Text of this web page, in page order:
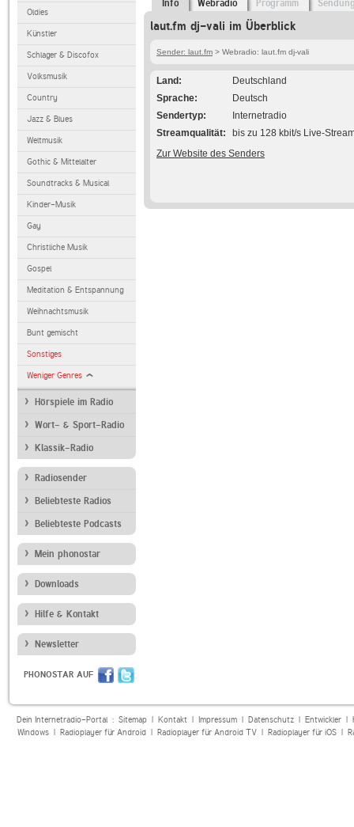
Oldies
Künstler
Schlager & Discofox
Volksmusik
Country
Jazz & Blues
Weltmusik
Gothic & Mittelalter
Soundtracks & Musical
Kinder-Musik
Gay
Christliche Musik
Gospel
Meditation & Entspannung
Weihnachtsmusik
Bunt gemischt
Sonstiges
Weniger Genres
Hörspiele im Radio
Wort- & Sport-Radio
Klassik-Radio
Radiosender
Beliebteste Radios
Beliebteste Podcasts
Mein phonostar
Downloads
Hilfe & Kontakt
Newsletter
PHONOSTAR AUF
Info Webradio Programm
laut.fm dj-vali im Überblick
Sender: laut.fm > Webradio: laut.fm dj-vali
Land
Deutschland
Sprache
Deutsch
Sendertyp
Internetradio
Streamqualität
bis zu 128 kbit/s Live-
Zur Website des Senders
Dein Internetradio-Portal : Sitemap| Kontakt| Impressum| Datenschutz| Entwickler|
Windows| Radioplayer für Android| Radioplayer für Android TV| Radioplayer für iOS|